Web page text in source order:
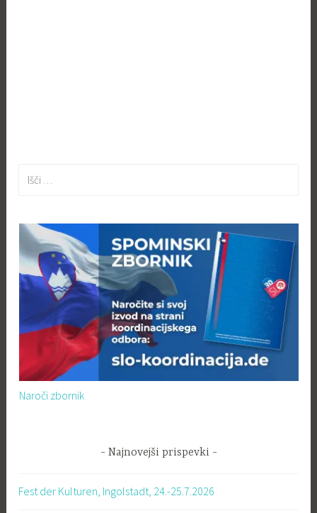
Naroči zbornik
Najnovejši prispevki
Fest der Kulturen, Ingolstadt, 24.-25.7.2026